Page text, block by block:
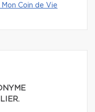
Coin de Vie